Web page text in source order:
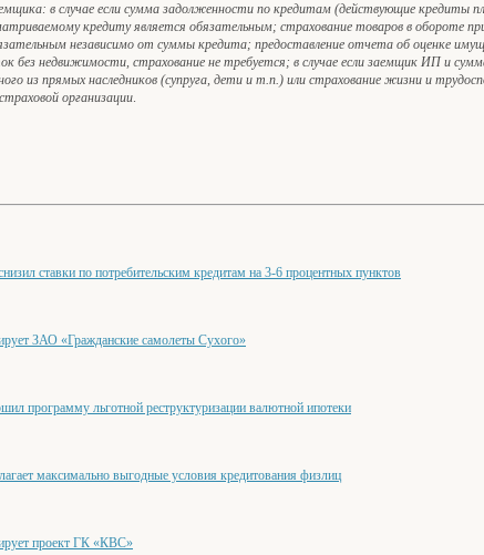
в случае если сумма задолженности по кредитам (действующие кредиты
кредиту является обязательным; страхование товаров в обороте
независимо от суммы кредита; предоставление отчета об оценке
без недвижимости, страхование не требуется; в случае если заемщик ИП и
из прямых наследников (супруга, дети и т.п.) или страхование жизни и
организации.
ставки по потребительским кредитам на 3-6 процентных пунктов
ЗАО «Гражданские самолеты Сухого»
программу льготной реструктуризации валютной ипотеки
максимально выгодные условия кредитования физлиц
проект ГК «КВС»